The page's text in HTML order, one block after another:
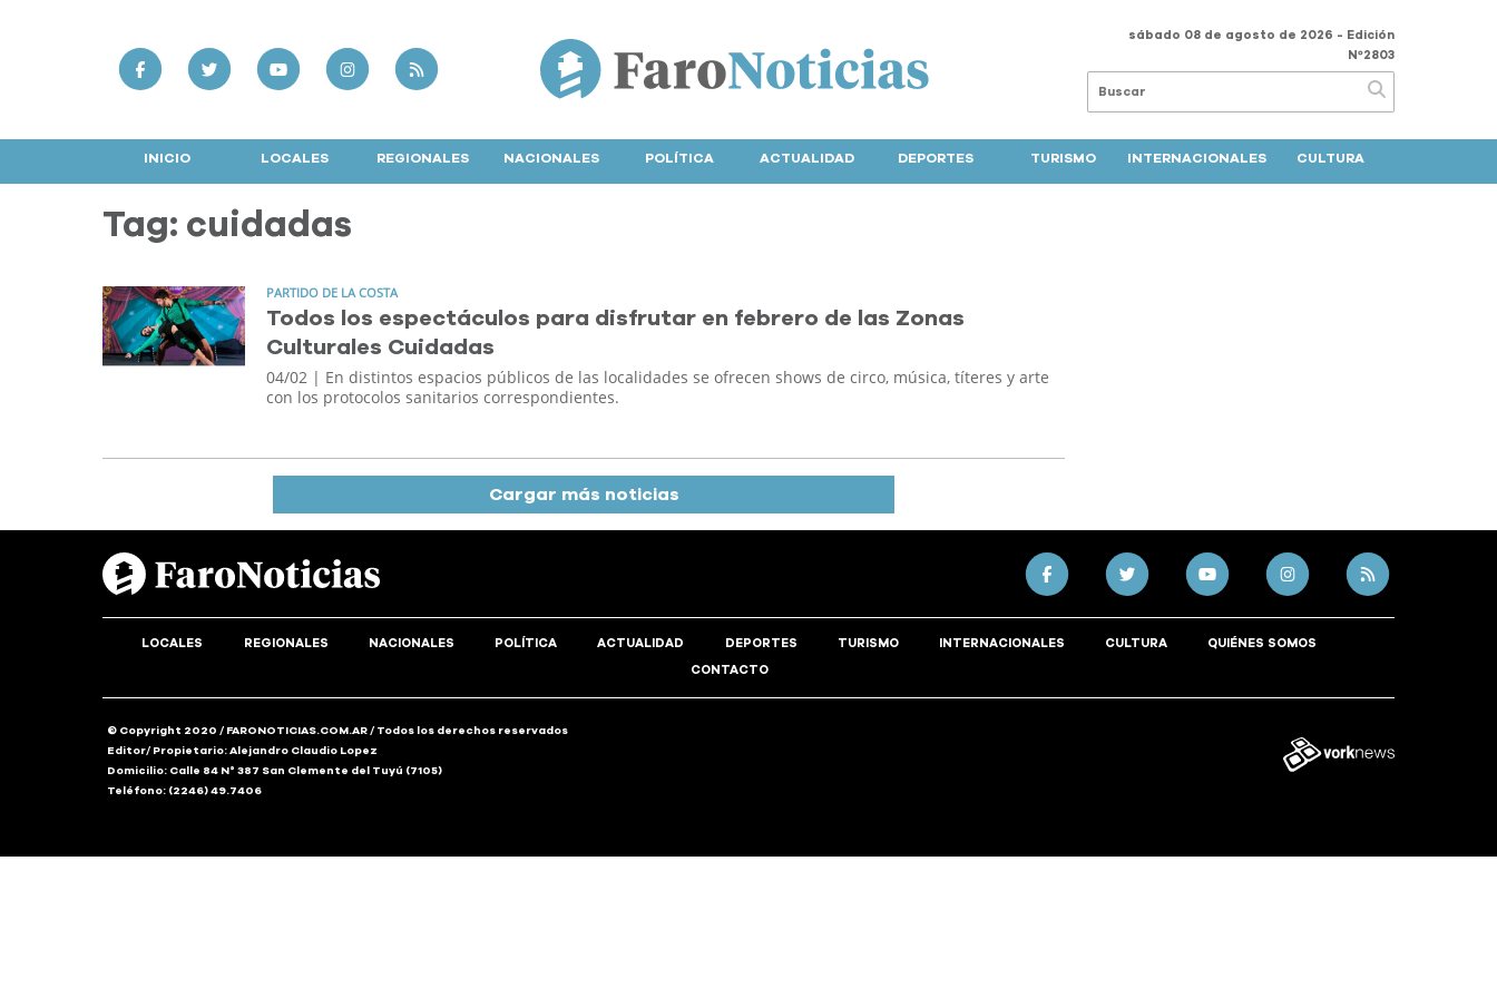
sábado 08 de agosto de 2026 - Edición
Nº2803
INICIO LOCALES REGIONALES NACIONALES POLÍTICA ACTUALIDAD DEPORTES TURISMO INTERNACIONALES CULTURA
Tag: cuidadas
PARTIDO DE LA COSTA
Todos los espectáculos para disfrutar en febrero de las Zonas
Culturales Cuidadas
04/02 | En distintos espacios públicos de las localidades se ofrecen shows de circo, música, títeres y arte
con los protocolos sanitarios correspondientes.
Cargar más noticias
LOCALES REGIONALES NACIONALES POLÍTICA ACTUALIDAD DEPORTES TURISMO INTERNACIONALES CULTURA QUIÉNES SOMOS
CONTACTO
© Copyright 2020 / FARONOTICIAS.COM.AR / Todos los derechos reservados
Editor/ Propietario: Alejandro Claudio Lopez
Domicilio: Calle 84 N° 387 San Clemente del Tuyú (7105)
Teléfono: (2246) 49.7406